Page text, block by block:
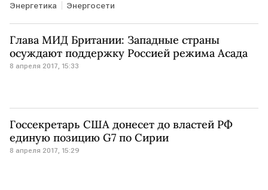
Энергетика Энергосети
Глава МИД Британии: Западные страны
осуждают поддержку Россией режима Асада
8 апреля 2017, 15:33
Госсекретарь США донесет до властей РФ
единую позицию G7 по Сирии
8 апреля 2017, 15:29